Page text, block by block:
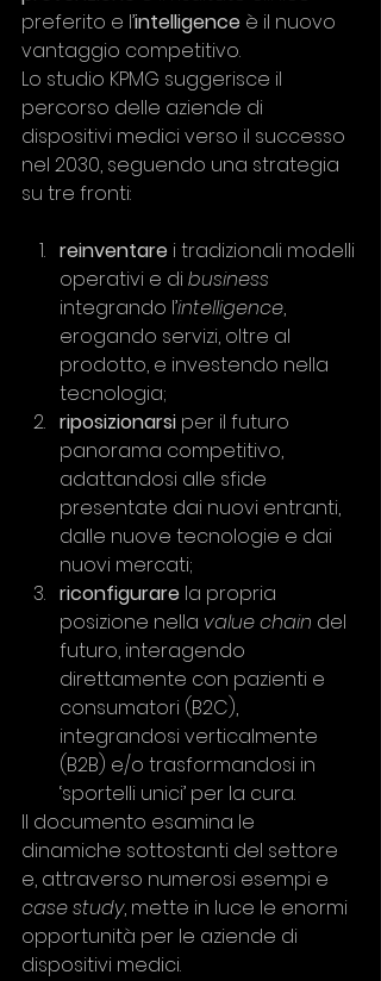
preferito e l’intelligence è il nuovo
vantaggio competitivo.
Lo studio KPMG suggerisce il
percorso delle aziende di
dispositivi medici verso il successo
nel 2030, seguendo una strategia
su tre fronti:
reinventare i tradizionali modelli
operativi e di business
integrando l’intelligence,
erogando servizi, oltre al
prodotto, e investendo nella
tecnologia;
riposizionarsi per il futuro
panorama competitivo,
adattandosi alle sfide
presentate dai nuovi entranti,
dalle nuove tecnologie e dai
nuovi mercati;
riconfigurare la propria
posizione nella value chain del
futuro, interagendo
direttamente con pazienti e
consumatori (B2C),
integrandosi verticalmente
(B2B) e/o trasformandosi in
‘sportelli unici’ per la cura.
Il documento esamina le
dinamiche sottostanti del settore
e, attraverso numerosi esempi e
case study, mette in luce le enormi
opportunità per le aziende di
dispositivi medici.